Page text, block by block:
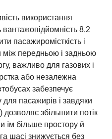
використання
8,2
пасажиромісткість і
між передньою і задньою
важливо для газових і
або незалежна
забезпечує
пасажирів і завдяки
збільшити потік
їм більше простору й
шасі знижується без